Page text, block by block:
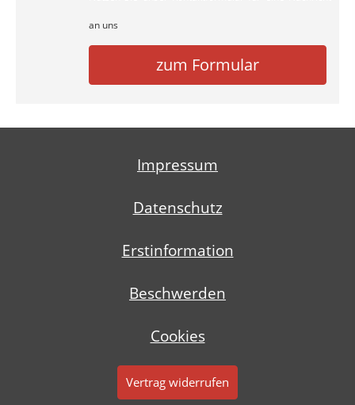
an uns
zum Formular
Impressum
Datenschutz
Erstinformation
Beschwerden
Cookies
Vertrag widerrufen